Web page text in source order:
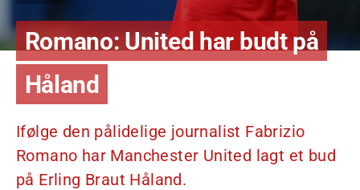
Romano: United har budt på
Håland
Ifølge den pålidelige journalist Fabrizio
Romano har Manchester United lagt et bud
på Erling Braut Håland.